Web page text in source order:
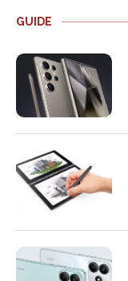
GUIDE